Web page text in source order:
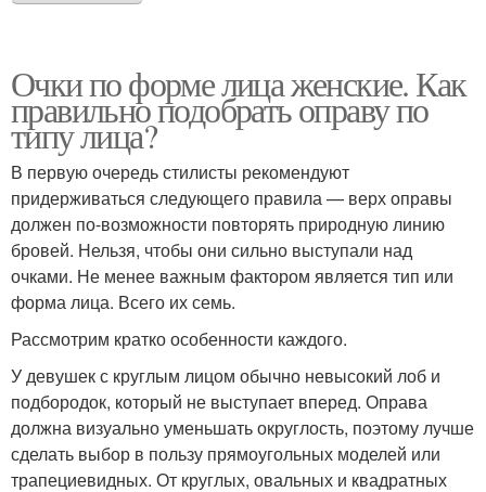
Очки по форме лица женские. Как
правильно подобрать оправу по
типу лица?
В первую очередь стилисты рекомендуют
придерживаться следующего правила — верх оправы
должен по-возможности повторять природную линию
бровей. Нельзя, чтобы они сильно выступали над
очками. Не менее важным фактором является тип или
форма лица. Всего их семь.
Рассмотрим кратко особенности каждого.
У девушек с круглым лицом обычно невысокий лоб и
подбородок, который не выступает вперед. Оправа
должна визуально уменьшать округлость, поэтому лучше
сделать выбор в пользу прямоугольных моделей или
трапециевидных. От круглых, овальных и квадратных